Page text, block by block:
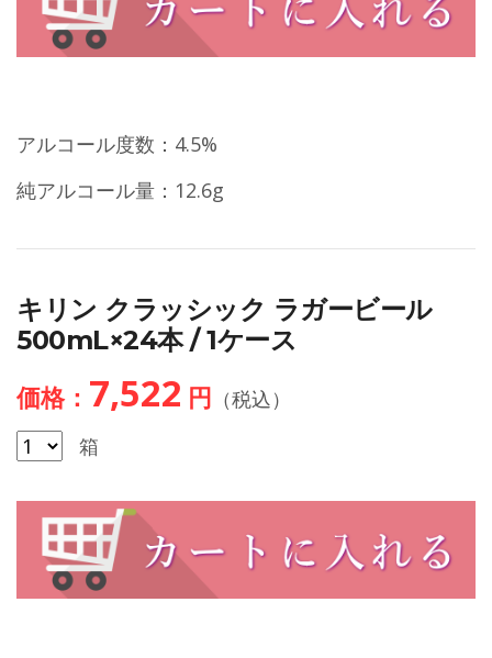
アルコール度数：4.5%
純アルコール量：12.6g
キリン クラッシック ラガービール
500mL×24本 / 1ケース
価格： 7,522 円 （税込）
箱